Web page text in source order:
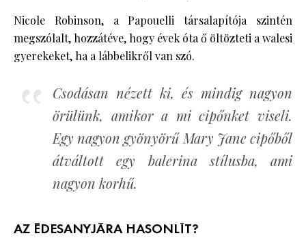
Nicole Robinson, a Papouelli társalapítója szintén
megszólalt, hozzátéve, hogy évek óta ő öltözteti a walesi
gyerekeket, ha a lábbelikről van szó.
Csodásan nézett ki, és mindig nagyon
örülünk, amikor a mi cipőnket viseli.
Egy nagyon gyönyörű Mary Jane cipőből
átváltott egy balerina stílusba, ami
nagyon korhű.
AZ ÉDESANYJÁRA HASONLÍT?